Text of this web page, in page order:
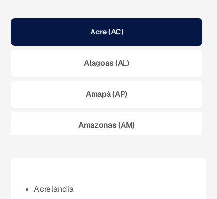
Acre (AC)
Alagoas (AL)
Amapá (AP)
Amazonas (AM)
Acrelândia